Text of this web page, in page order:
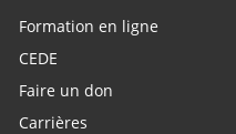
Formation en ligne
CEDE
Faire un don
Carrières